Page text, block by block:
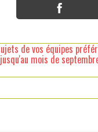
de vos équipes
mois de